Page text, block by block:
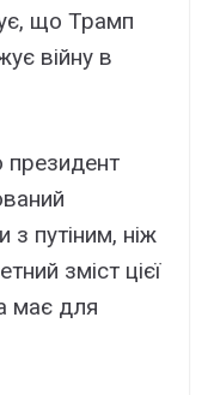
що Трамп
війну в
президент
з путіним, ніж
зміст цієї
має для